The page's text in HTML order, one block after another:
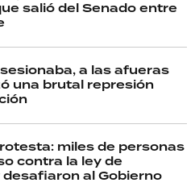
salió del Senado entre
a las afueras
una brutal represión
miles de personas
contra la ley de
al Gobierno